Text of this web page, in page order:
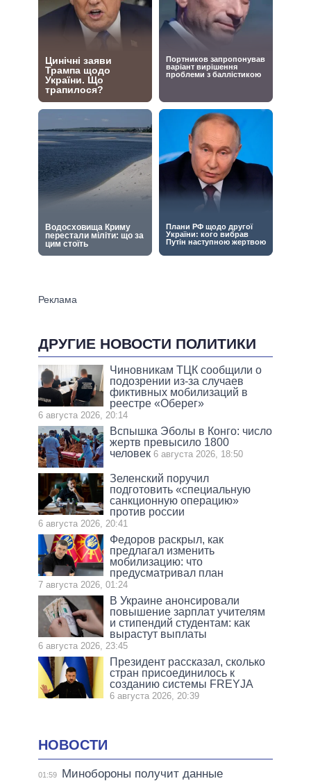
ДРУГИЕ НОВОСТИ ПОЛИТИКИ
Чиновникам ТЦК сообщили о
подозрении из-за случаев
фиктивных мобилизаций в
реестре «Оберег»
6 августа 2026, 20:14
Вспышка Эболы в Конго: число
жертв превысило 1800
человек 6 августа 2026, 18:50
Зеленский поручил
подготовить «специальную
санкционную операцию»
против россии
6 августа 2026, 20:41
Федоров раскрыл, как
предлагал изменить
мобилизацию: что
предусматривал план
7 августа 2026, 01:24
В Украине анонсировали
повышение зарплат учителям
и стипендий студентам: как
вырастут выплаты
6 августа 2026, 23:45
Президент рассказал, сколько
стран присоединилось к
созданию системы FREYJA
6 августа 2026, 20:39
НОВОСТИ
01:59
Минобороны получит данные